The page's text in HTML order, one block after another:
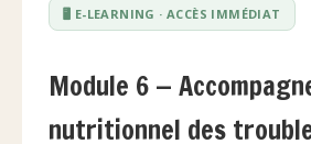
🖥️ E-LEARNING · ACCÈS IMMÉDIAT
Module 6 —
nutritionnel des